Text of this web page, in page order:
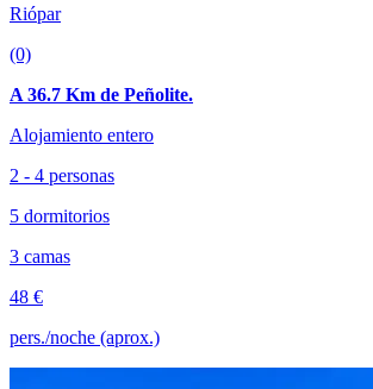
Riópar
(0)
A 36.7 Km de Peñolite.
Alojamiento entero
2 - 4 personas
5 dormitorios
3 camas
48 €
pers./noche (aprox.)